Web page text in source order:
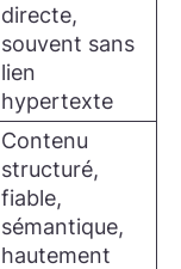
directe,
souvent sans
lien
hypertexte
Contenu
structuré,
fiable,
sémantique,
hautement